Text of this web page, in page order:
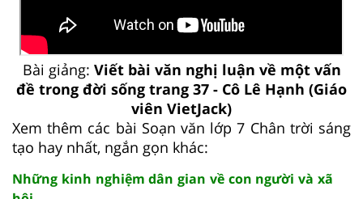
Bài giảng: Viết bài văn nghị luận về một vấn
đề trong đời sống trang 37 - Cô Lê Hạnh (Giáo
viên VietJack)
Xem thêm các bài Soạn văn lớp 7 Chân trời sáng
tạo hay nhất, ngắn gọn khác:
Những kinh nghiệm dân gian về con người và xã